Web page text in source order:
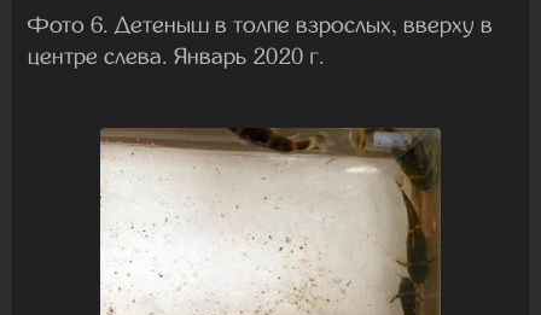
Фото 6. Детеныш в толпе взрослых, вверху в
центре слева. Январь 2020 г.